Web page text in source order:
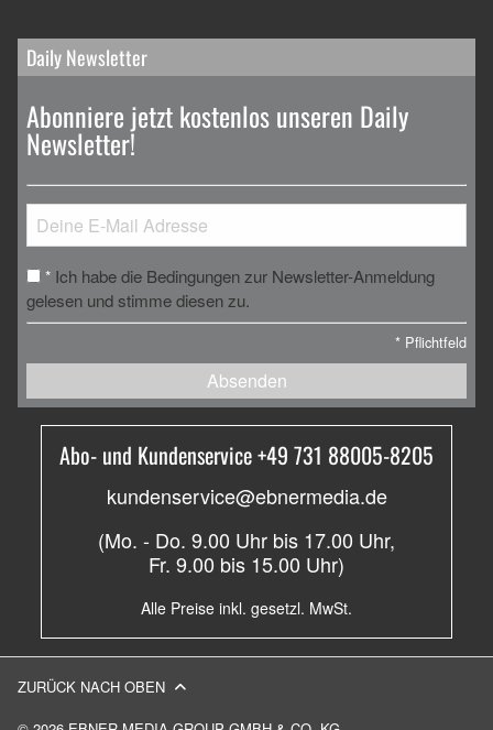
Daily Newsletter
Abonniere jetzt kostenlos unseren Daily
Newsletter!
* Ich habe die Bedingungen zur Newsletter-Anmeldung
gelesen und stimme diesen zu.
* Pflichtfeld
Absenden
Abo- und Kundenservice +49 731 88005-8205
kundenservice@ebnermedia.de
(Mo. - Do. 9.00 Uhr bis 17.00 Uhr,
Fr. 9.00 bis 15.00 Uhr)
Alle Preise inkl. gesetzl. MwSt.
ZURÜCK NACH OBEN